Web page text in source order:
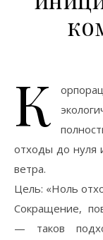
К
отходы до нуля
ветра.
Цель: «Ноль
Сокращение,
— таков